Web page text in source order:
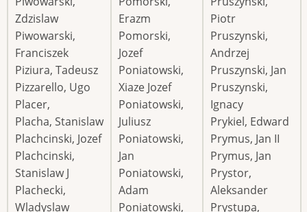
Zdzislaw
Piwowarski,
Franciszek
Piziura, Tadeusz
Pizzarello, Ugo
Placer,
Placha, Stanislaw
Plachcinski, Jozef
Plachcinski,
Stanislaw J
Plachecki,
Wladyslaw
Erazm
Pomorski,
Jozef
Poniatowski,
Xiaze Jozef
Poniatowski,
Juliusz
Poniatowski,
Jan
Poniatowski,
Adam
Poniatowski,
Piotr
Pruszynski,
Andrzej
Pruszynski, Jan
Pruszynski,
Ignacy
Prykiel, Edward
Prymus, Jan II
Prymus, Jan
Prystor,
Aleksander
Prystupa,